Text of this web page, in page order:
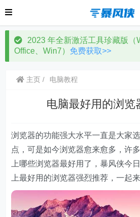
2023 年全新激活工具珍藏版（
Office、Win7） 免费获取>>
主页 电脑教程
电脑最好用的浏览
浏览器的功能强大水平一直是大家
点，可是如今浏览器愈来愈多，许
上哪些浏览器最好用了，暴风侠今
上最好用的浏览器强烈推荐，一起